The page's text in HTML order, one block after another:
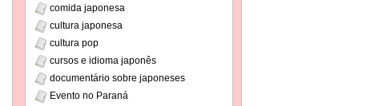
comida japonesa
cultura japonesa
cultura pop
cursos e idioma japonês
documentário sobre japoneses
Evento no Paraná